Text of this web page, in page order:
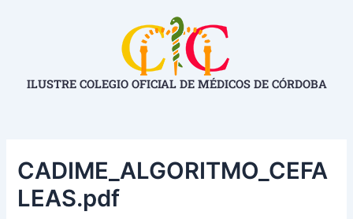
ILUSTRE COLEGIO OFICIAL DE MÉDICOS DE CÓRDOBA
CADIME_ALGORITMO_CEFA
LEAS.pdf